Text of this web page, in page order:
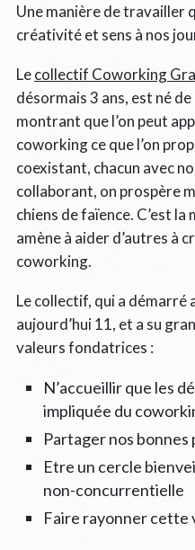
Une manière de travailler
créativité et sens à nos
Lecollectif Coworking
désormais 3 ans, est né
montrant que l’on peut
coworking ce que l’on
coexistant, chacun avec
collaborant, on prospère
chiens de faïence. C’est
amène à aider d’autres à
coworking.
Le collectif, qui a démarré
aujourd’hui 11, et a su
valeurs fondatrices :
N’accueillir que les
impliquée du
Partager nos bonnes
Etre un cercle
non-concurrentielle
Faire rayonner cette